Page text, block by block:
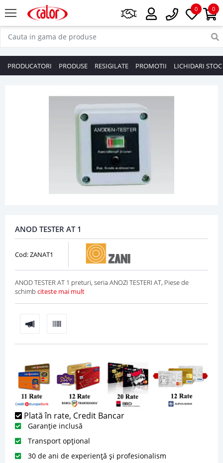
0
0
PRODUCATORI PRODUSE RESIGILATE PROMOTII LICHIDARI STOC
ANOD TESTER AT 1
Cod: ZANAT1
ANOD TESTER AT 1 preturi, seria ANOZI TESTERI AT, Piese de
schimb citeste mai mult
Plată în rate, Credit Bancar
Garanție inclusă
Transport opțional
30 de ani de experiență și profesionalism